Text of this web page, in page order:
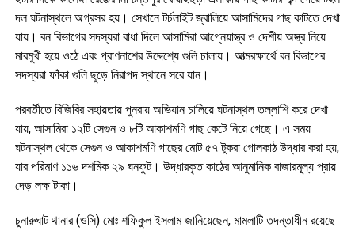
দল ঘটনাস্থলে অগ্রসর হয়। সেখানে টর্চলাইট জ্বালিয়ে আসামিদের গাছ কাটতে দেখা
যায়। বন বিভাগের সদস্যরা বাধা দিলে আসামিরা আগ্নেয়াস্ত্র ও দেশীয় অস্ত্র নিয়ে
মারমুখী হয়ে ওঠে এবং প্রাণনাশের উদ্দেশ্যে গুলি চালায়। আত্মরক্ষার্থে বন বিভাগের
সদস্যরা ফাঁকা গুলি ছুড়ে নিরাপদ স্থানে সরে যান।
পরবর্তীতে বিজিবির সহায়তায় পুনরায় অভিযান চালিয়ে ঘটনাস্থল তল্লাশি করে দেখা
যায়, আসামিরা ১২টি সেগুন ও ৮টি আকাশমণি গাছ কেটে নিয়ে গেছে। এ সময়
ঘটনাস্থল থেকে সেগুন ও আকাশমণি গাছের মোট ৫৭ টুকরা গোলকাঠ উদ্ধার করা হয়,
যার পরিমাণ ১১৬ দশমিক ২৯ ঘনফুট। উদ্ধারকৃত কাঠের আনুমানিক বাজারমূল্য প্রায়
দেড় লক্ষ টাকা।
চুনারুঘাট থানার (ওসি) মোঃ শফিকুল ইসলাম জানিয়েছেন, মামলাটি তদন্তাধীন রয়েছে